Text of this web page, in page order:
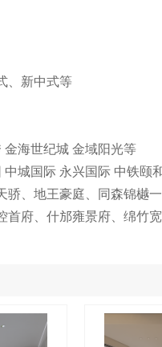
、新中式等
海世纪城 金域阳光等
城国际 永兴国际 中铁颐
骄、地王豪庭、同森锦樾
首府、什邡雍景府、绵竹